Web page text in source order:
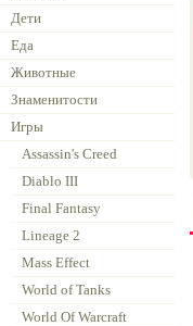
Дети
Еда
Животные
Знаменитости
Игры
Assassin's Creed
Diablo III
Final Fantasy
Lineage 2
Mass Effect
World of Tanks
World Of Warcraft